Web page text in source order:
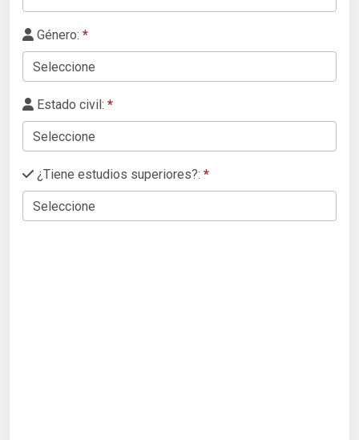
Género: *
Estado civil: *
¿Tiene estudios superiores?: *